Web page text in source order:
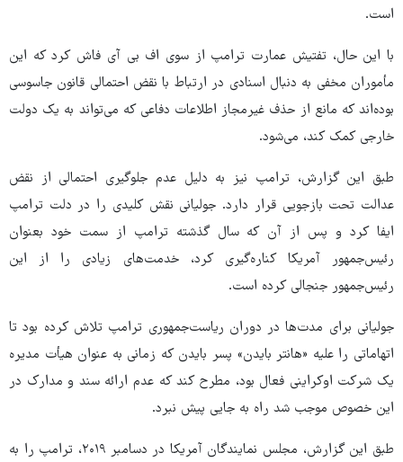
است.
با این حال، تفتیش عمارت ترامپ از سوی اف بی آی فاش کرد که این
مأموران مخفی به دنبال اسنادی در ارتباط با نقض احتمالی قانون جاسوسی
بوده‌اند که مانع از حذف غیرمجاز اطلاعات دفاعی که می‌تواند به یک دولت
خارجی کمک کند، می‌شود.
طبق این گزارش، ترامپ نیز به دلیل عدم جلوگیری احتمالی از نقض
عدالت تحت بازجویی قرار دارد. جولیانی نقش کلیدی را در دلت ترامپ
ایفا کرد و پس از آن که سال گذشته ترامپ از سمت خود بعنوان
رئیس‌جمهور آمریکا کناره‌گیری کرد، خدمت‌های زیادی را از این
رئیس‌جمهور جنجالی کرده است.
جولیانی برای مدت‌ها در دوران ریاست‌جمهوری ترامپ تلاش کرده بود تا
اتهاماتی را علیه «هانتر بایدن» پسر بایدن که زمانی به عنوان هیأت مدیره
یک شرکت اوکراینی فعال بود، مطرح کند که عدم ارائه سند و مدارک در
این خصوص موجب شد راه به جایی پیش نبرد.
طبق این گزارش، مجلس نمایندگان آمریکا در دسامبر ۲۰۱۹، ترامپ را به